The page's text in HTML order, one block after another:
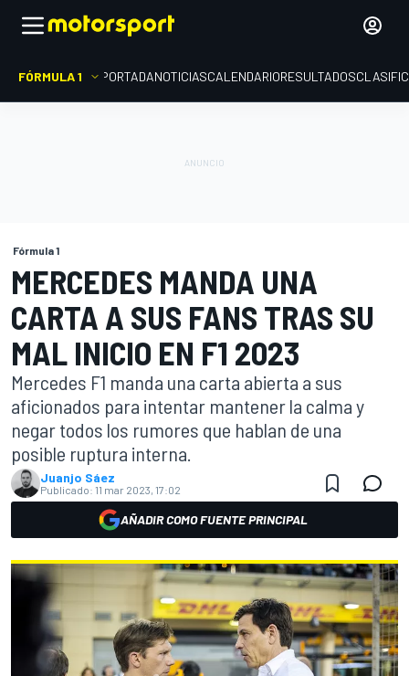
FÓRMULA 1 PORTADANOTICIASCALENDARIORESULTADOS
Fórmula 1
MERCEDES MANDA UNA
CARTA A SUS FANS TRAS SU
MAL INICIO EN F1 2023
Mercedes F1 manda una carta abierta a sus
aficionados para intentar mantener la calma y
negar todos los rumores que hablan de una
posible ruptura interna.
Juanjo Sáez
Publicado: 11 mar 2023, 17:02
AÑADIR COMO FUENTE PRINCIPAL